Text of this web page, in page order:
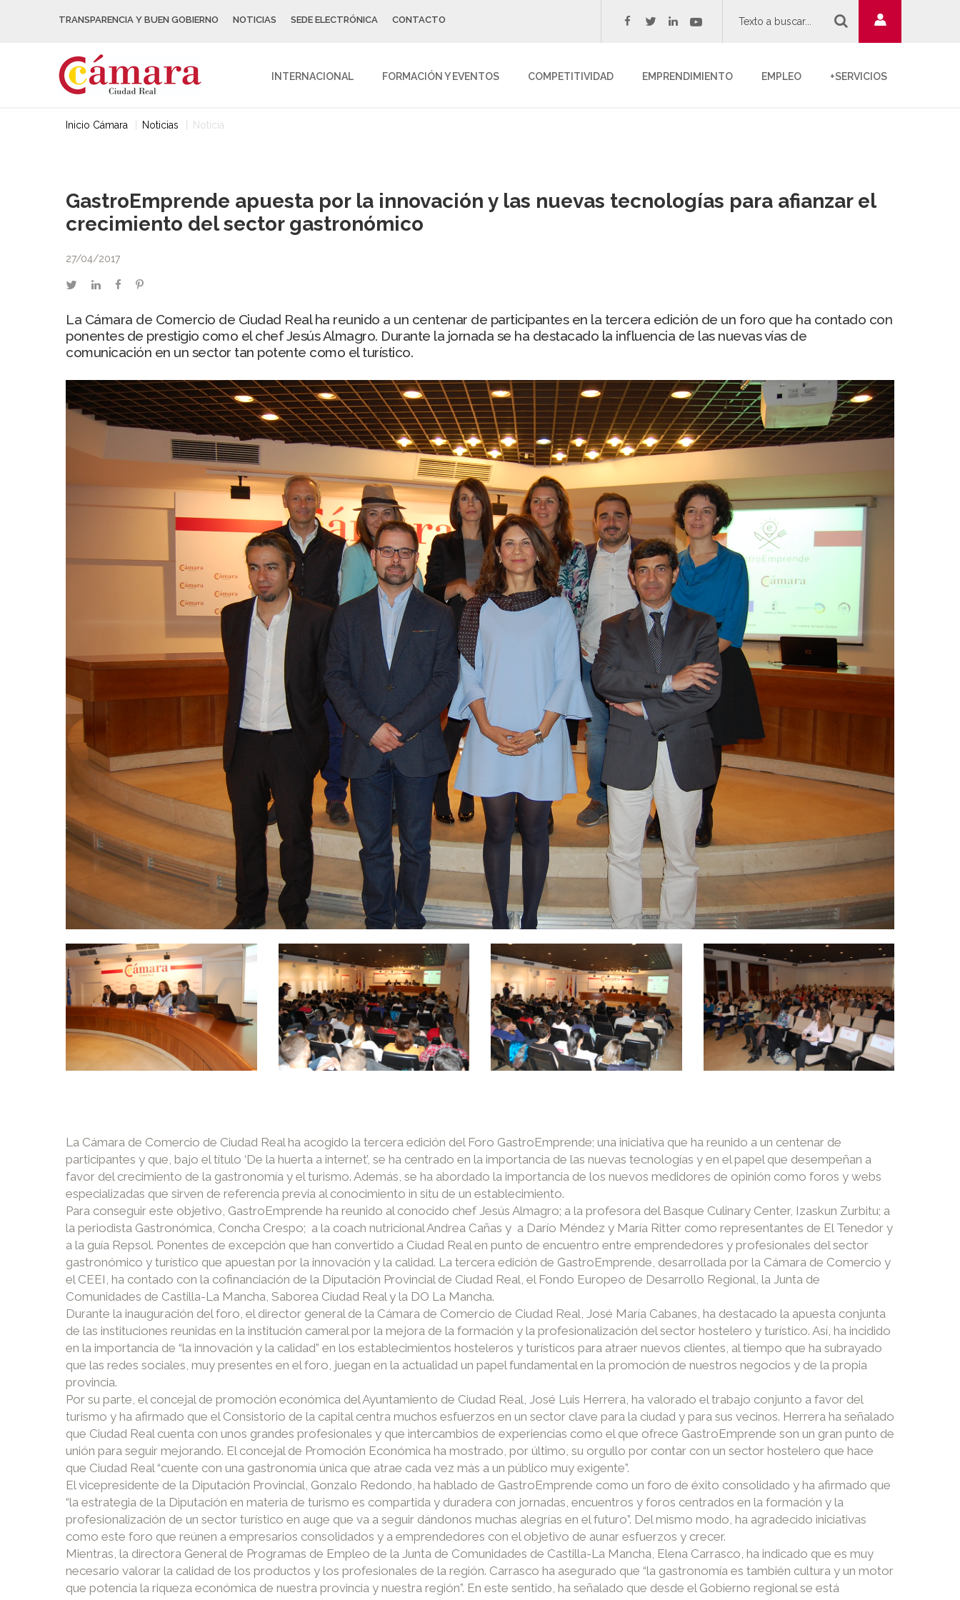
TRANSPARENCIA Y BUEN GOBIERNO NOTICIAS SEDE ELECTRÓNICA CONTACTO facebook
twitterlinkedinyoutube
INTERNACIONAL FORMACIÓN Y EVENTOS COMPETITIVIDAD EMPRENDIMIENTO EMPLEO +SERVICIOS
Inicio Cámara Noticias Noticia
GastroEmprende apuesta por la innovación y las nuevas tecnologías para afianzar el
crecimiento del sector gastronómico
27/04/2017
twitterlinkedinfacebookpinterest
La Cámara de Comercio de Ciudad Real ha reunido a un centenar de participantes en la tercera edición de un foro que ha contado con
ponentes de prestigio como el chef Jesús Almagro. Durante la jornada se ha destacado la influencia de las nuevas vías de
comunicación en un sector tan potente como el turístico.
La Cámara de Comercio de Ciudad Real ha acogido la tercera edición del Foro GastroEmprende; una iniciativa que ha reunido a un centenar de
participantes y que, bajo el título ‘De la huerta a internet’, se ha centrado en la importancia de las nuevas tecnologías y en el papel que desempeñan a
favor del crecimiento de la gastronomía y el turismo. Además, se ha abordado la importancia de los nuevos medidores de opinión como foros y webs
especializadas que sirven de referencia previa al conocimiento in situ de un establecimiento.
Para conseguir este objetivo, GastroEmprende ha reunido al conocido chef Jesús Almagro; a la profesora del Basque Culinary Center, Izaskun Zurbitu; a
la periodista Gastronómica, Concha Crespo; a la coach nutricional Andrea Cañas y a Darío Méndez y María Ritter como representantes de El Tenedor y
a la guía Repsol. Ponentes de excepción que han convertido a Ciudad Real en punto de encuentro entre emprendedores y profesionales del sector
gastronómico y turístico que apuestan por la innovación y la calidad. La tercera edición de GastroEmprende, desarrollada por la Cámara de Comercio y
el CEEI, ha contado con la cofinanciación de la Diputación Provincial de Ciudad Real, el Fondo Europeo de Desarrollo Regional, la Junta de
Comunidades de Castilla-La Mancha, Saborea Ciudad Real y la DO La Mancha.
Durante la inauguración del foro, el director general de la Cámara de Comercio de Ciudad Real, José María Cabanes, ha destacado la apuesta conjunta
de las instituciones reunidas en la institución cameral por la mejora de la formación y la profesionalización del sector hostelero y turístico. Así, ha incidido
en la importancia de “la innovación y la calidad” en los establecimientos hosteleros y turísticos para atraer nuevos clientes, al tiempo que ha subrayado
que las redes sociales, muy presentes en el foro, juegan en la actualidad un papel fundamental en la promoción de nuestros negocios y de la propia
provincia.
Por su parte, el concejal de promoción económica del Ayuntamiento de Ciudad Real, José Luis Herrera, ha valorado el trabajo conjunto a favor del
turismo y ha afirmado que el Consistorio de la capital centra muchos esfuerzos en un sector clave para la ciudad y para sus vecinos. Herrera ha señalado
que Ciudad Real cuenta con unos grandes profesionales y que intercambios de experiencias como el que ofrece GastroEmprende son un gran punto de
unión para seguir mejorando. El concejal de Promoción Económica ha mostrado, por último, su orgullo por contar con un sector hostelero que hace
que Ciudad Real “cuente con una gastronomía única que atrae cada vez más a un público muy exigente”.
El vicepresidente de la Diputación Provincial, Gonzalo Redondo, ha hablado de GastroEmprende como un foro de éxito consolidado y ha afirmado que
“la estrategia de la Diputación en materia de turismo es compartida y duradera con jornadas, encuentros y foros centrados en la formación y la
profesionalización de un sector turístico en auge que va a seguir dándonos muchas alegrías en el futuro”. Del mismo modo, ha agradecido iniciativas
como este foro que reúnen a empresarios consolidados y a emprendedores con el objetivo de aunar esfuerzos y crecer.
Mientras, la directora General de Programas de Empleo de la Junta de Comunidades de Castilla-La Mancha, Elena Carrasco, ha indicado que es muy
necesario valorar la calidad de los productos y los profesionales de la región. Carrasco ha asegurado que “la gastronomía es también cultura y un motor
que potencia la riqueza económica de nuestra provincia y nuestra región”. En este sentido, ha señalado que desde el Gobierno regional se está